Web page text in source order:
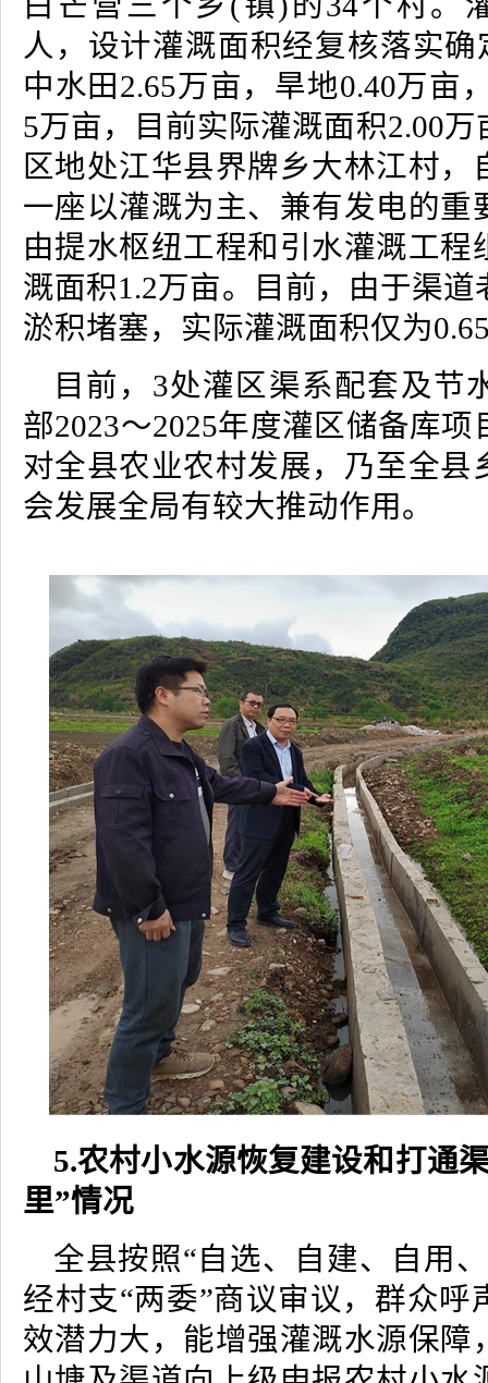
人，设计灌溉面积经复核落实确
中水田2.65万亩，旱地0.40万亩
5万亩，目前实际灌溉面积2.00
区地处江华县界牌乡大林江村，
一座以灌溉为主、兼有发电的重
由提水枢纽工程和引水灌溉工程
溉面积1.2万亩。目前，由于渠
淤积堵塞，实际灌溉面积仅为
目前，3处灌区渠系配套及节
部2023～2025年度灌区储备库
对全县农业农村发展，乃至全县
会发展全局有较大推动作用。
5.农村小水源恢复建设和打通
里”情况
全县按照“自选、自建、自用
经村支“两委”商议审议，群众呼
效潜力大，能增强灌溉水源保障